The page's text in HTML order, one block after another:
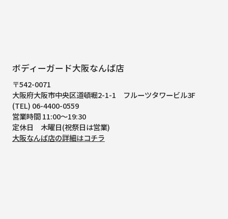
ボディーガード大阪なんば店
〒542-0071
大阪府大阪市中央区道頓堀2-1-1
フルーツタワービル3F
(TEL) 06-4400-0559
営業時間 11:00～19:30
定休日 木曜日(祝祭日は営業)
大阪なんば店の詳細はコチラ